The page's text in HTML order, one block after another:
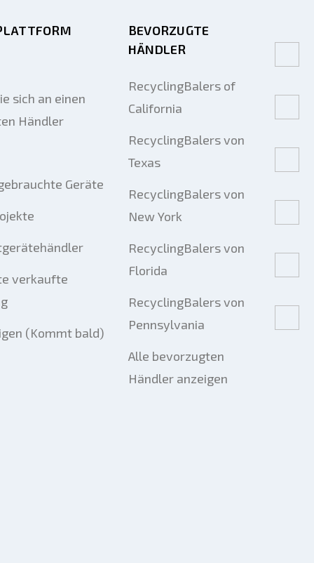
sich an einen
Händler
Geräte
verkaufte
(Kommt bald)
BEVORZUGTE
HÄNDLER
RecyclingBalers of
California
RecyclingBalers von
Texas
RecyclingBalers von
New York
RecyclingBalers von
Florida
RecyclingBalers von
Pennsylvania
Alle bevorzugten
Händler anzeigen